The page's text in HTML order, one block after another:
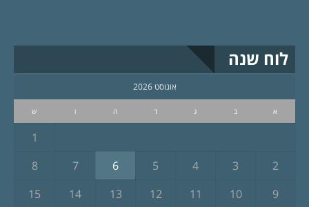
לוח שנה
אוגוסט 2026
א ב ג ד ה ו ש
1
2
3
4
5
6
7
8
9
10
11
12
13
14
15